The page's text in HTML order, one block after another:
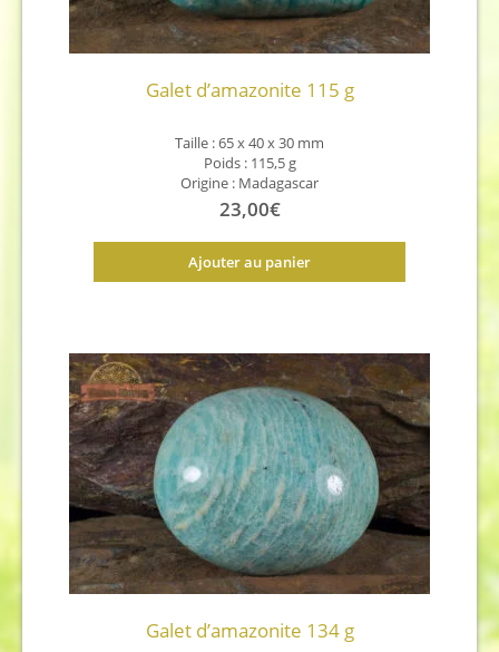
Galet d’amazonite 115 g
Taille : 65 x 40 x 30 mm
Poids : 115,5 g
Origine : Madagascar
23,00€
Ajouter au panier
Galet d’amazonite 134 g